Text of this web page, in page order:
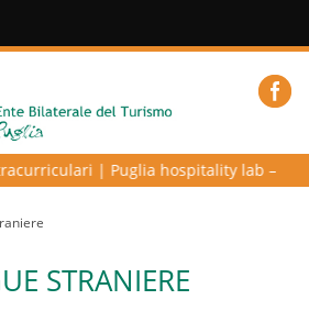
| Puglia hospitality lab –
STRANIERE